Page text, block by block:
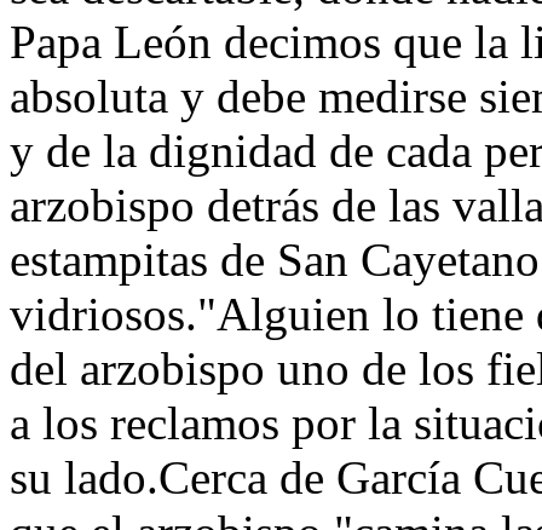
Papa León decimos que la
absoluta y debe medirse
y de la dignidad de cada
arzobispo detrás de las
estampitas de San
vidriosos."Alguien lo tiene
del arzobispo uno de los
a los reclamos por la
su lado.Cerca de García